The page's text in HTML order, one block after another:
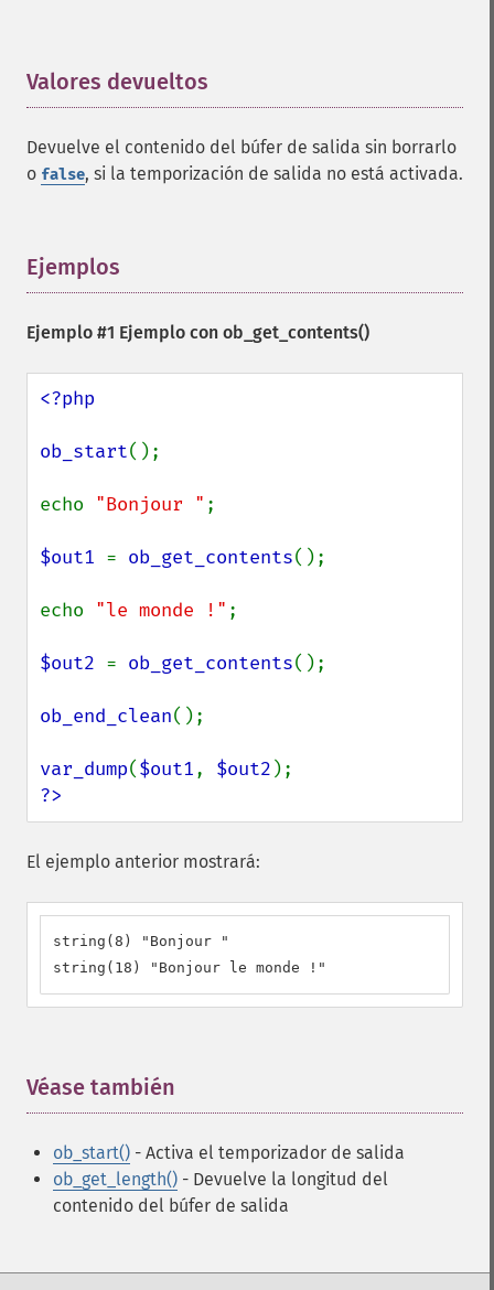
Valores devueltos
Devuelve el contenido del búfer de salida sin borrarlo
o false, si la temporización de salida no está activada.
Ejemplos
Ejemplo #1 Ejemplo con ob_get_contents()
<?php
ob_start();
echo "Bonjour " ;
$out1 = ob_get_contents();
echo "le monde !" ;
$out2 = ob_get_contents();
ob_end_clean();
var_dump($out1, $out2
?>
El ejemplo anterior mostrará:
string(8) "Bonjour "
string(18) "Bonjour le monde !"
Véase también
ob_start() - Activa el temporizador de salida
ob_get_length() - Devuelve la longitud del
contenido del búfer de salida